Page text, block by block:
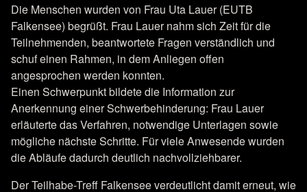
Die Menschen wurden von Frau Uta Lauer (EUTB
Falkensee) begrüßt. Frau Lauer nahm sich Zeit für die
Teilnehmenden, beantwortete Fragen verständlich und
schuf einen Rahmen, in dem Anliegen offen
angesprochen werden konnten.
Einen Schwerpunkt bildete die Information zur
Anerkennung einer Schwerbehinderung: Frau Lauer
erläuterte das Verfahren, notwendige Unterlagen sowie
mögliche nächste Schritte. Für viele Anwesende wurden
die Abläufe dadurch deutlich nachvollziehbarer.
Der Teilhabe-Treff Falkensee verdeutlicht damit erneut, wie